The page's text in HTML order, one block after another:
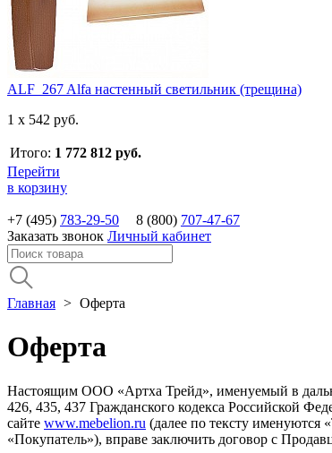
ALF_267 Alfa настенный светильник (трещина)
1 x 542 руб.
Итого: 1 772 812 руб.
Перейти
в корзину
+7 (495) 783-29-50 8 (800) 707-47-67
Заказать звонок Личный кабинет
Главная > Оферта
Оферта
Настоящим ООО «Артха Трейд», именуемый в
426, 435, 437 Гражданского кодекса Российской
сайте www.mebelion.ru (далее по тексту именуются
«Покупатель»), вправе заключить договор с